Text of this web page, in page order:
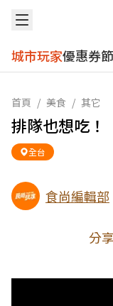
城市玩家優惠券
首頁 / 美食 / 其它
排隊也想吃！
全台
食尚編輯部
分